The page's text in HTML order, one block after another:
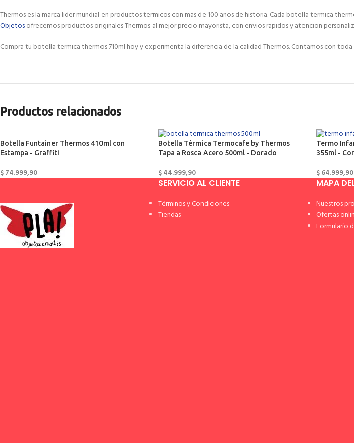
Thermos es la marca lider mundial en productos termicos con mas de 100 anos de historia. Cada botella termica
Objetosofrecemos productos originales Thermos al mejor precio mayorista, con envios rapidos y atencion
Compra tu botella termica thermos 710ml hoy y experimenta la diferencia de la calidad Thermos. Contamos con
Productos relacionados
Botella Funtainer Thermos 410ml con
Estampa - Graffiti
$74.999,90
Botella Térmica Termocafe by Thermos
Tapa a Rosca Acero 500ml - Dorado
$44.999,90
Termo
355ml -
$64.999,90
SERVICIO AL CLIENTE
Términos y Condiciones
Tiendas
MAPA
Nuestros
Ofertas
Formulario